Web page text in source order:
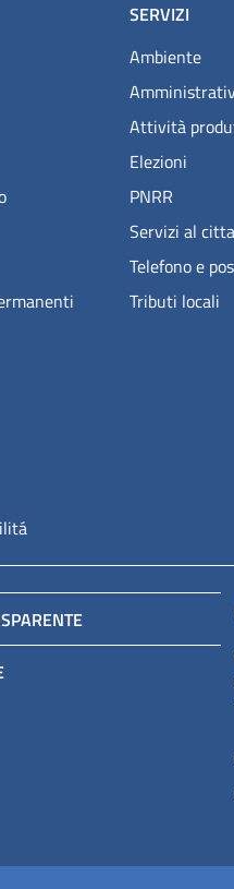
SERVIZI
Ambiente
Attività
Elezioni
PNRR
Servizi al
Telefono e
Tributi locali